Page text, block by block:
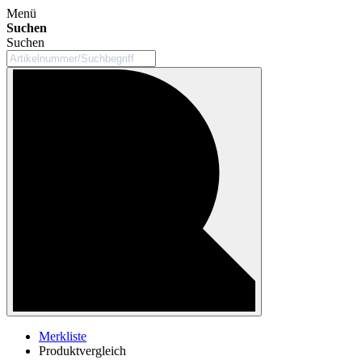
Menü
Suchen
Suchen
Merkliste
Produktvergleich